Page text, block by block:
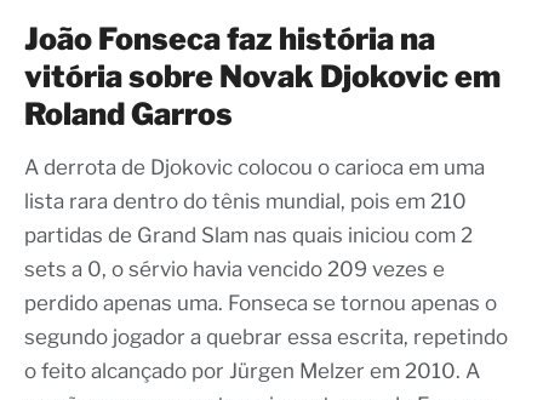
João Fonseca faz história na
vitória sobre Novak Djokovic em
Roland Garros
A derrota de Djokovic colocou o carioca em uma
lista rara dentro do tênis mundial, pois em 210
partidas de Grand Slam nas quais iniciou com 2
sets a 0, o sérvio havia vencido 209 vezes e
perdido apenas uma. Fonseca se tornou apenas o
segundo jogador a quebrar essa escrita, repetindo
o feito alcançado por Jürgen Melzer em 2010. A